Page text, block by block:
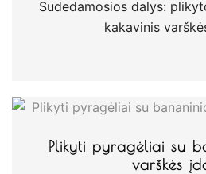
Sudedamosios dalys:
kakavinis
Plikyti pyragėliai su
varškės